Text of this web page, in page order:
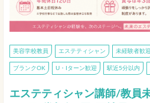
美容学校教員 エステティシャン 未経験者歓迎
ブランクOK U・Iターン歓迎 駅近5分以内
エステティシャン講師/教員